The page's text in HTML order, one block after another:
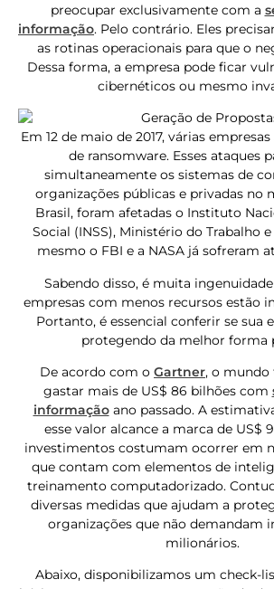
preocupar exclusivamente com a
informação. Pelo contrário. Eles
as rotinas operacionais para que o
Dessa forma, a empresa pode ficar
cibernéticos ou mesmo
Em 12 de maio de 2017, várias
de ransomware. Esses ataques
simultaneamente os sistemas de
organizações públicas e privadas no
Brasil, foram afetadas o Instituto
Social (INSS), Ministério do Trabalho
mesmo o FBI e a NASA já sofreram
Sabendo disso, é muita
empresas com menos recursos estão
Portanto, é essencial conferir se sua
protegendo da melhor forma
De acordo com o Gartner, o mundo
gastar mais de US$ 86 bilhões com
informaçãoano passado. A
esse valor alcance a marca de US$
investimentos costumam ocorrer em
que contam com elementos de
treinamento computadorizado.
diversas medidas que ajudam a
organizações que não demandam
milionários.
Abaixo, disponibilizamos um check-